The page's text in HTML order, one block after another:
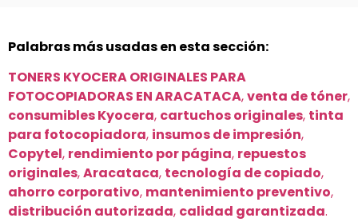
Palabras más usadas en esta sección:
TONERS KYOCERA ORIGINALES PARA
FOTOCOPIADORAS EN ARACATACA,venta de tóner,
consumibles Kyocera, cartuchos originales, tinta
para fotocopiadora, insumos de impresión,
Copytel, rendimiento por página, repuestos
originales,Aracataca, tecnología de copiado,
ahorro corporativo, mantenimiento preventivo,
distribución autorizada, calidad garantizada.